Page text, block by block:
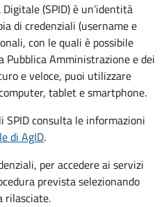
(SPID) è un’identità
di credenziali (username e
con le quali è possibile
Pubblica Amministrazione e dei
e veloce, puoi utilizzare
tablet e smartphone.
consulta le informazioni
di AgID.
per accedere ai servizi
prevista selezionando
rilasciate.